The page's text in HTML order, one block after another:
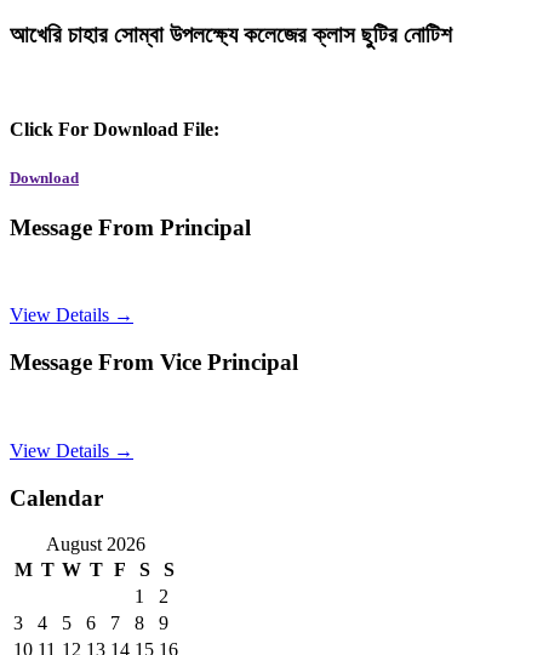
আখেরি চাহার সোম্বা উপলক্ষ্যে কলেজের ক্লাস ছুটির নোটিশ
Click For Download File:
Download
Message From Principal
View Details →
Message From Vice Principal
View Details →
Calendar
August 2026
M T W T F S
S
1
2
3
4 5 6 7 8
9
10 11 12 13 14 15 16